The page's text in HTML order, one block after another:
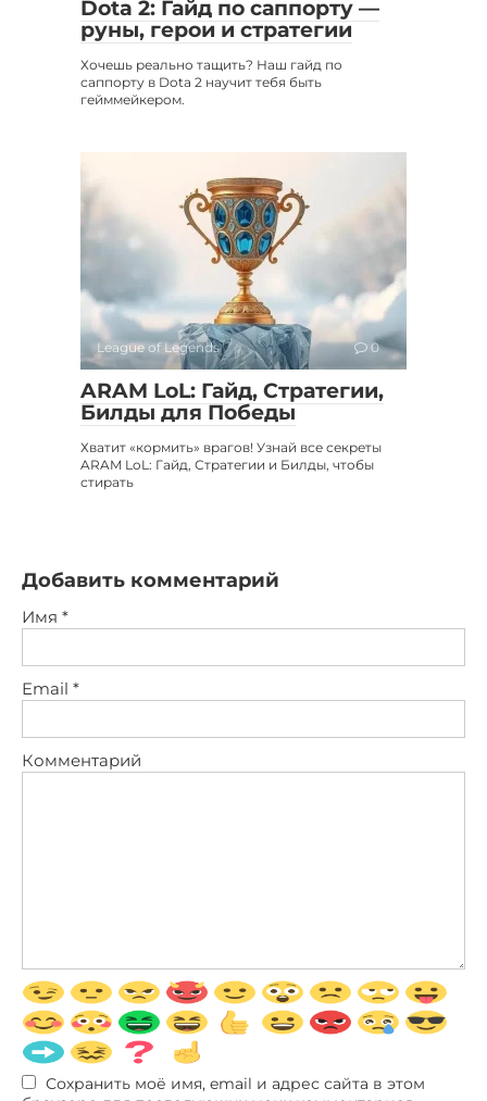
Dota 2: Гайд по саппорту —
руны, герои и стратегии
Хочешь реально тащить? Наш гайд по
саппорту в Dota 2 научит тебя быть
гейммейкером.
League of Legends 0
ARAM LoL: Гайд, Стратегии,
Билды для Победы
Хватит «кормить» врагов! Узнай все секреты
ARAM LoL: Гайд, Стратегии и Билды, чтобы
стирать
Добавить комментарий
Имя *
Email *
Комментарий
Сохранить моё имя, email и адрес сайта в этом